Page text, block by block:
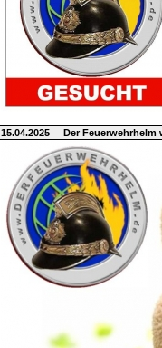
15.04.2025 Der